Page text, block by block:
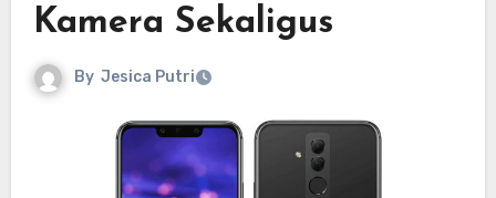
Kamera Sekaligus
By Jesica Putri